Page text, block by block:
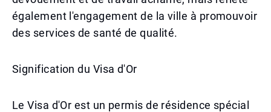
également l'engagement de la ville à promouvoir
des services de santé de qualité.
Signification du Visa d'Or
Le Visa d'Or est un permis de résidence spécial